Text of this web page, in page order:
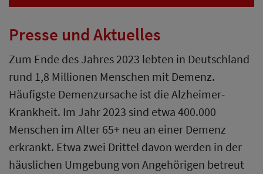
Presse und Aktuelles
Zum Ende des Jahres 2023 lebten in Deutschland
rund 1,8 Millionen Menschen mit Demenz.
Häufigste Demenzursache ist die Alzheimer-
Krankheit. Im Jahr 2023 sind etwa 400.000
Menschen im Alter 65+ neu an einer Demenz
erkrankt. Etwa zwei Drittel davon werden in der
häuslichen Umgebung von Angehörigen betreut